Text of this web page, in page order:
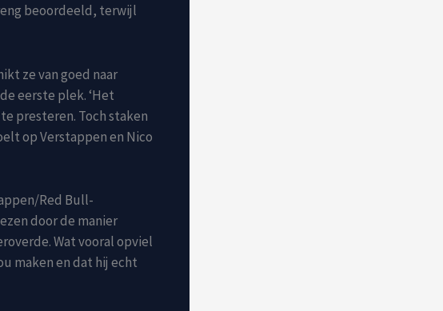
beoordeeld, terwijl
ze van goed naar
eerste plek. ‘Het
presteren. Toch staken
op Verstappen en Nico
Red Bull-
door de manier
Wat vooral opviel
maken en dat hij echt